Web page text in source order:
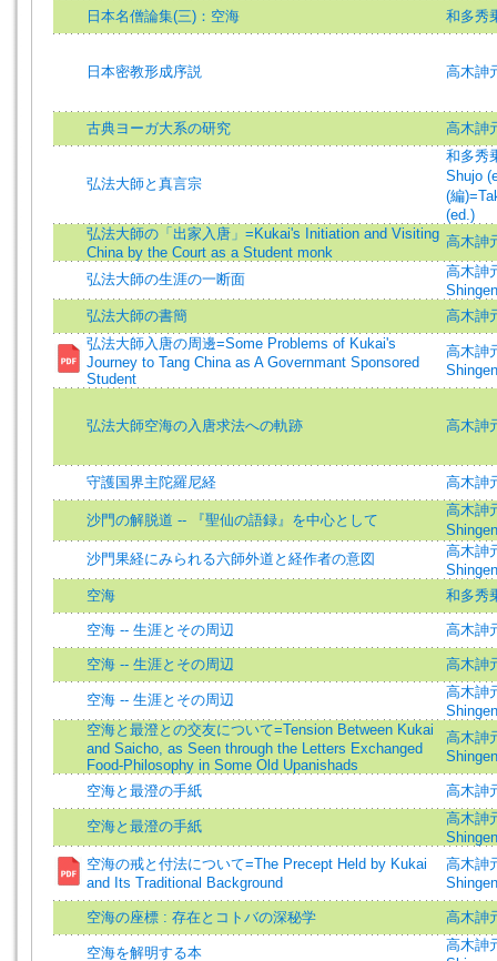
日本名僧論集(三)：空海 和多秀
日本密教形成序説 高木訷
古典ヨーガ大系の研究 高木訷
弘法大師と真言宗
和多秀
Shujo
(編
(ed.)
弘法大師の「出家入唐」=Kukai's Initiation and Visiting
China by the Court as a Student monk
高木訷
弘法大師の生涯の一断面
高木訷
Shingen
弘法大師の書簡
高木訷
弘法大師入唐の周邊=Some Problems of Kukai's
Journey to Tang China as A Governmant Sponsored
Student
高木訷
弘法大師空海の入唐求法への軌跡 高木訷
守護国界主陀羅尼経 高木訷
沙門の解脱道 -- 『聖仙の語録』を中心として
高木訷
Shingen
沙門果経にみられる六師外道と経作者の意図
高木訷
空海
和多秀
空海 -- 生涯とその周辺 高木訷
空海 -- 生涯とその周辺 高木訷
空海 -- 生涯とその周辺
高木訷
Shingen
空海と最澄との交友について=Tension Between Kukai
and Saicho, as Seen through the Letters Exchanged
Food-Philosophy in Some Old Upanishads
高木訷
空海と最澄の手紙 高木訷
空海と最澄の手紙
高木訷
空海の戒と付法について=The Precept Held by Kukai
and Its Traditional Background
高木訷
空海の座標 : 存在とコトバの深秘学 高木訷
空海を解明する本
高木訷